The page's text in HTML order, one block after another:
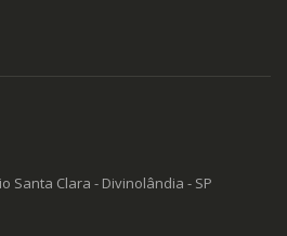
Santa Clara - Divinolândia - SP